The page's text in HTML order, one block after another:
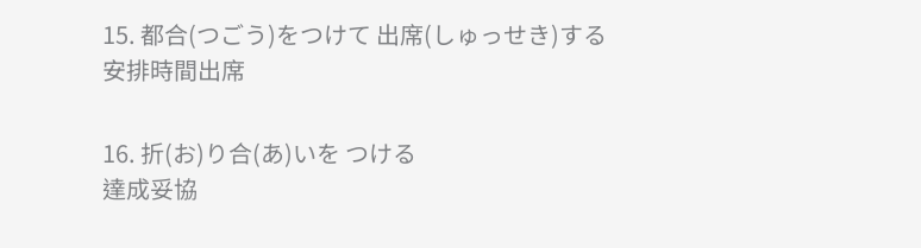
15. 都合(つごう)をつけて 出席(しゅっせき)する
安排時間出席
16. 折(お)り合(あ)いを つける
達成妥協